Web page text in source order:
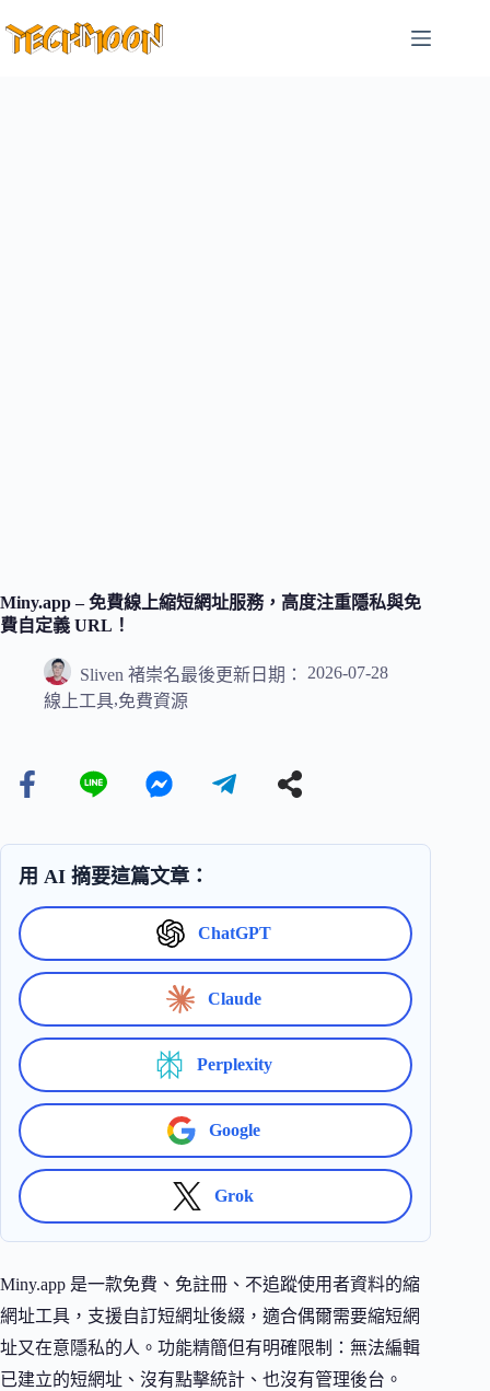
至
Miny.app – 免費線上縮短網址服務，高度注重隱私與免
費自定義 URL！
Sliven 褚崇名最後更新日期：
2026-07-28
線上工具,免費資源
用 AI 摘要這篇文章：
ChatGPT
Claude
Perplexity
Google
Grok
Miny.app 是一款免費、免註冊、不追蹤使用者資料的縮
網址工具，支援自訂短網址後綴，適合偶爾需要縮短網
址又在意隱私的人。功能精簡但有明確限制：無法編輯
已建立的短網址、沒有點擊統計、也沒有管理後台。